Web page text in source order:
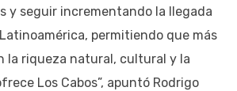
y seguir incrementando la llegada
permitiendo que más
la riqueza natural, cultural y la
Los Cabos”, apuntó Rodrigo